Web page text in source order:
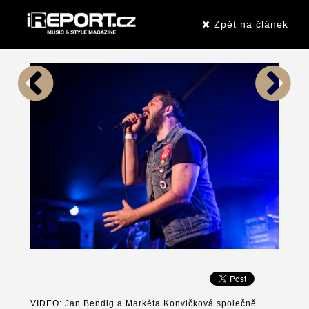
Zpět na článek
VIDEO: Jan Bendig a Markéta Konvičková společně